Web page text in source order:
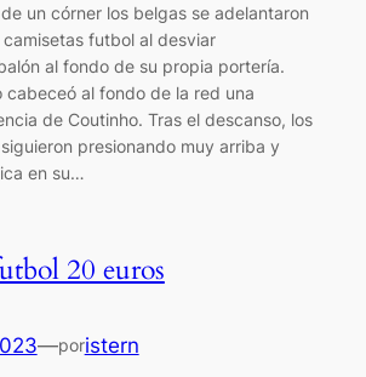
un córner los belgas se adelantaron
futbol al desviar
al fondo de su propia portería.
cabeceó al fondo de la red una
de Coutinho. Tras el descanso, los
presionando muy arriba y
en su…
20 euros
—poristern